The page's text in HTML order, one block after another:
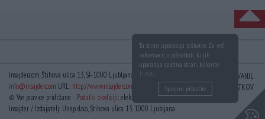
NA VRH
Insajder.com, Štihova ulica 13, SI-1000 Ljubljana, Slovenija | E-mail:
info@insajder.com URL: http://www.insajder.com
© Vse pravice pridržane - Podatki o ediciji: elektronski dnevnik
Insajder / Izdajatelj: Unep d.o.o., Štihova ulica 13, 1000 Ljubljana
VAROVANJE
PODATKOV
Ta stran uporablja piškotke. Za več
informacij o piškotkih, ki jih
uporablja spletna stran, kliknite
TUKAJ
Sprejmi piškotke